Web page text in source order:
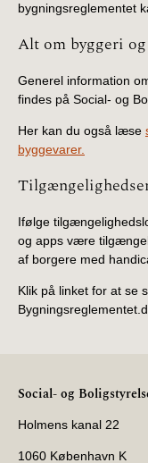
bygningsreglementet
Alt om byggeri
Generel information
findes på Social- og
Her kan du også læse
byggevarer.
Ifølge
og apps være
af borgere med
Klik på linket for at se
Social- og
Holmens kanal 22
1060 København K